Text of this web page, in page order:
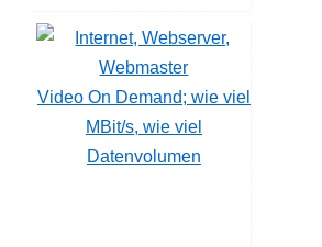
Video On Demand; wie viel
MBit/s, wie viel
Datenvolumen